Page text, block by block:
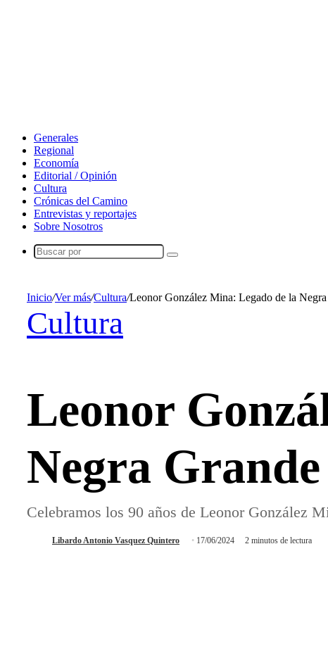
Generales
Regional
Economía
Editorial / Opinión
Cultura
Crónicas del Camino
Entrevistas y reportajes
Sobre Nosotros
Buscar
Inicio/Ver más/Cultura/Leonor González Mina: Legado de la
Cultura
Leonor
Negra
Celebramos los 90 años de Leonor González
Libardo Antonio Vasquez Quintero 17/06/2024 2 minutos de lectura